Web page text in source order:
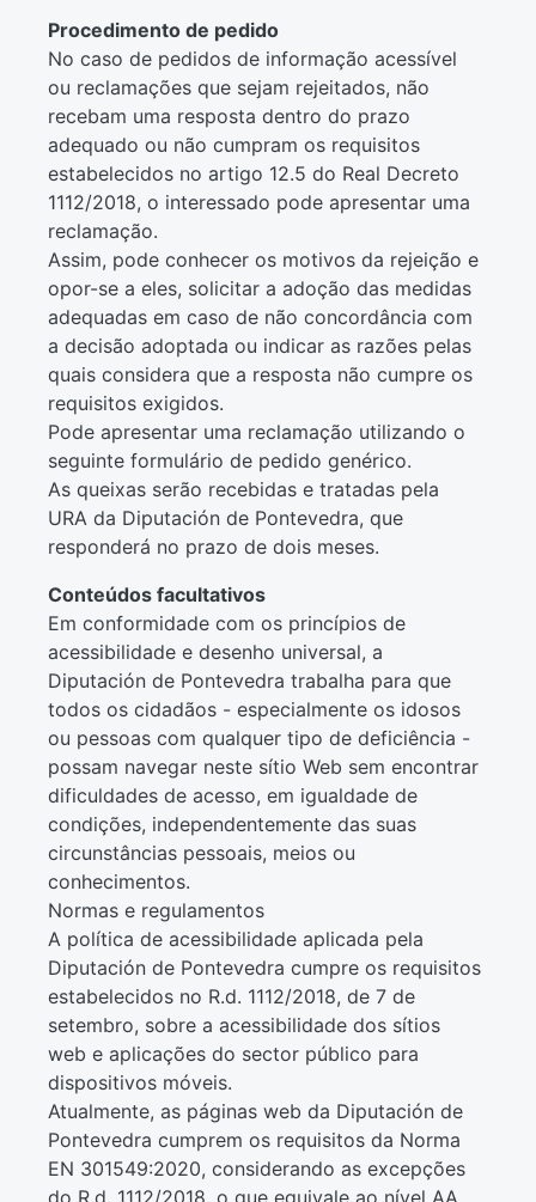
Procedimento de pedido
No caso de pedidos de informação acessível
ou reclamações que sejam rejeitados, não
recebam uma resposta dentro do prazo
adequado ou não cumpram os requisitos
estabelecidos no artigo 12.5 do Real Decreto
1112/2018, o interessado pode apresentar uma
reclamação.
Assim, pode conhecer os motivos da rejeição e
opor-se a eles, solicitar a adoção das medidas
adequadas em caso de não concordância com
a decisão adoptada ou indicar as razões pelas
quais considera que a resposta não cumpre os
requisitos exigidos.
Pode apresentar uma reclamação utilizando o
seguinte formulário de pedido genérico.
As queixas serão recebidas e tratadas pela
URA da Diputación de Pontevedra, que
responderá no prazo de dois meses.
Conteúdos facultativos
Em conformidade com os princípios de
acessibilidade e desenho universal, a
Diputación de Pontevedra trabalha para que
todos os cidadãos - especialmente os idosos
ou pessoas com qualquer tipo de deficiência -
possam navegar neste sítio Web sem encontrar
dificuldades de acesso, em igualdade de
condições, independentemente das suas
circunstâncias pessoais, meios ou
conhecimentos.
Normas e regulamentos
A política de acessibilidade aplicada pela
Diputación de Pontevedra cumpre os requisitos
estabelecidos no R.d. 1112/2018, de 7 de
setembro, sobre a acessibilidade dos sítios
web e aplicações do sector público para
dispositivos móveis.
Atualmente, as páginas web da Diputación de
Pontevedra cumprem os requisitos da Norma
EN 301549:2020, considerando as excepções
do R.d. 1112/2018, o que equivale ao nível AA